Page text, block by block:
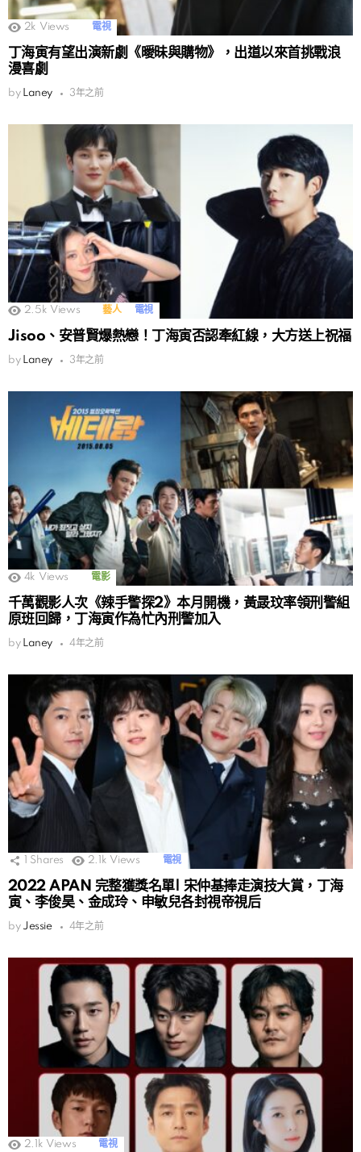
2k Views 電視
丁海寅有望出演新劇《曖昧與購物》，出道以來首挑戰浪
漫喜劇
by Laney 3年之前
2.5k Views 藝人 電視
Jisoo、安普賢爆熱戀！丁海寅否認牽紅線，大方送上祝福
by Laney 3年之前
4k Views 電影
千萬觀影人次《辣手警探2》本月開機，黃晸玟率領刑警組
原班回歸，丁海寅作為忙內刑警加入
by Laney 4年之前
Shares 2.1k Views 電視
2022 APAN 完整獲獎名單| 宋仲基捧走演技大賞，丁海
寅、李俊昊、金成玲、申敏兒各封視帝視后
by Jessie 4年之前
2.1k Views 電視